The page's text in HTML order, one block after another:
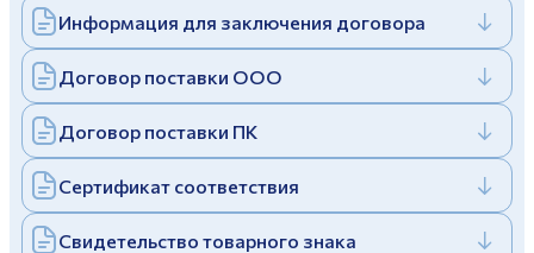
Отправить
Заполняя и отправляя форму, вы соглашаетесь
cполитикой конфиденциальности
Заполняя и отправляя форму, вы соглашаетесь
cполитикой конфиденциальности
Дулевский фарфоровый завод ©
Политика конфиденциальности
Информация для заключения договора
Договор поставки ООО
Договор поставки ПК
Сертификат соответствия
Свидетельство товарного знака